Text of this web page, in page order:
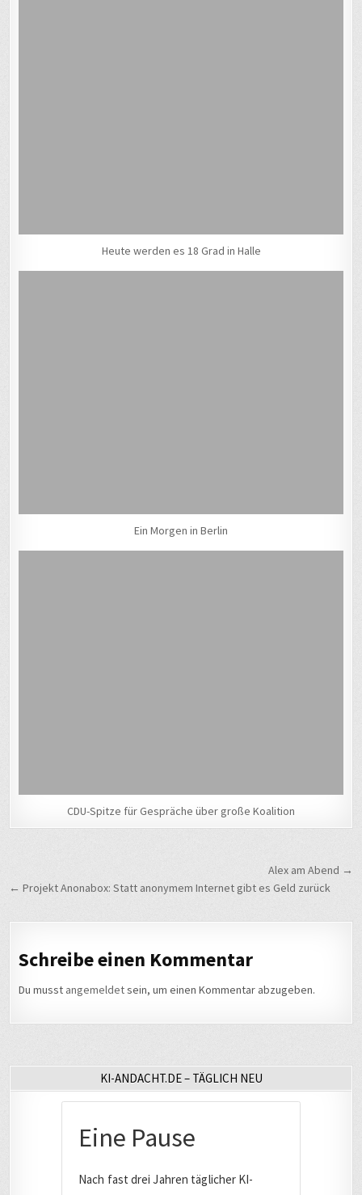
Heute werden es 18 Grad in Halle
Ein Morgen in Berlin
CDU-Spitze für Gespräche über große Koalition
Alex am Abend →
← Projekt Anonabox: Statt anonymem Internet gibt es Geld zurück
Schreibe einen Kommentar
Du musst angemeldetsein, um einen Kommentar abzugeben.
KI-ANDACHT.DE – TÄGLICH NEU